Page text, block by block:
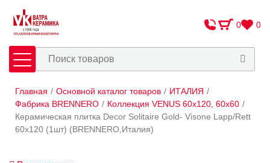
0 0
Плитка Сантехника
Оплата и доставка
Главная / Основной каталог товаров / ИТАЛИЯ /
Фабрика BRENNERO / Коллекция VENUS 60x120, 60x60 /
Керамическая плитка Decor Solitaire Gold- Visone Lapp/Rett
60x120 (1шт) (BRENNERO,Италия)